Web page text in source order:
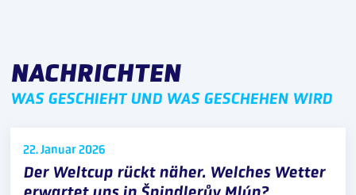
NACHRICHTEN
WAS GESCHIEHT UND WAS GESCHEHEN WIRD
22. Januar2026
Der Weltcup rückt näher. Welches Wetter